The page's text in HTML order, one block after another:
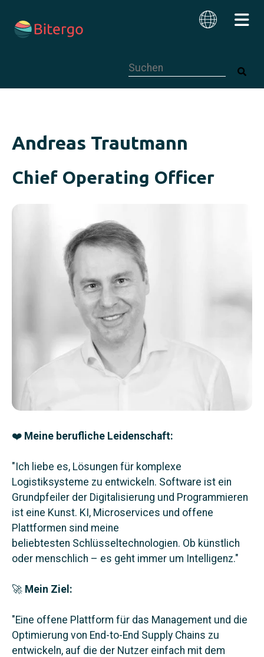
Andreas Trautmann
Chief Operating Officer
❤️ Meine berufliche Leidenschaft:
"Ich liebe es, Lösungen für komplexe
Logistiksysteme zu entwickeln. Software ist ein
Grundpfeiler der Digitalisierung und Programmieren
ist eine Kunst. KI, Microservices und offene
Plattformen sind meine
beliebtesten Schlüsseltechnologien. Ob künstlich
oder menschlich – es geht immer um Intelligenz."
🚀 Mein Ziel:
"Eine offene Plattform für das Management und die
Optimierung von End-to-End Supply Chains zu
entwickeln, auf die der Nutzer einfach mit dem